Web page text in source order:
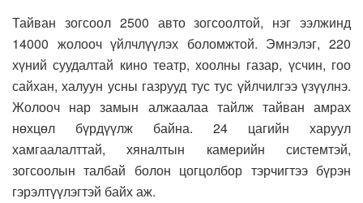
Тайван зогсоол 2500 авто зогсоолтой, нэг ээлжинд
14000 жолооч үйлчлүүлэх боломжтой. Эмнэлэг, 220
хүний суудалтай кино театр, хоолны газар, үсчин, гоо
сайхан, халуун усны газрууд тус тус үйлчилгээ үзүүлнэ.
Жолооч нар замын алжаалаа тайлж тайван амрах
нөхцөл бүрдүүлж байна. 24 цагийн харуул
хамгаалалттай, хяналтын камерийн системтэй,
зогсоолын талбай болон цогцолбор тэрчигтээ бүрэн
гэрэлтүүлэгтэй байх аж.